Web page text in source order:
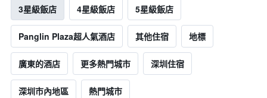
3星級飯店 4星級飯店 5星級飯店
Panglin Plaza超人氣酒店 其他住宿 地標
廣東的酒店 更多熱門城市 深圳住宿
深圳市內地區 熱門城市